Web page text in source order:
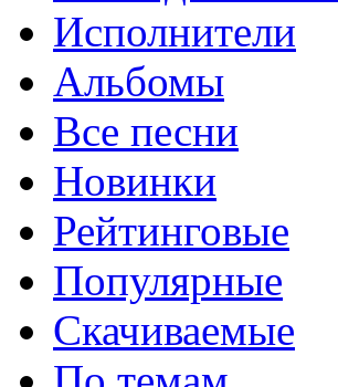
Исполнители
Альбомы
Все песни
Новинки
Рейтинговые
Популярные
Скачиваемые